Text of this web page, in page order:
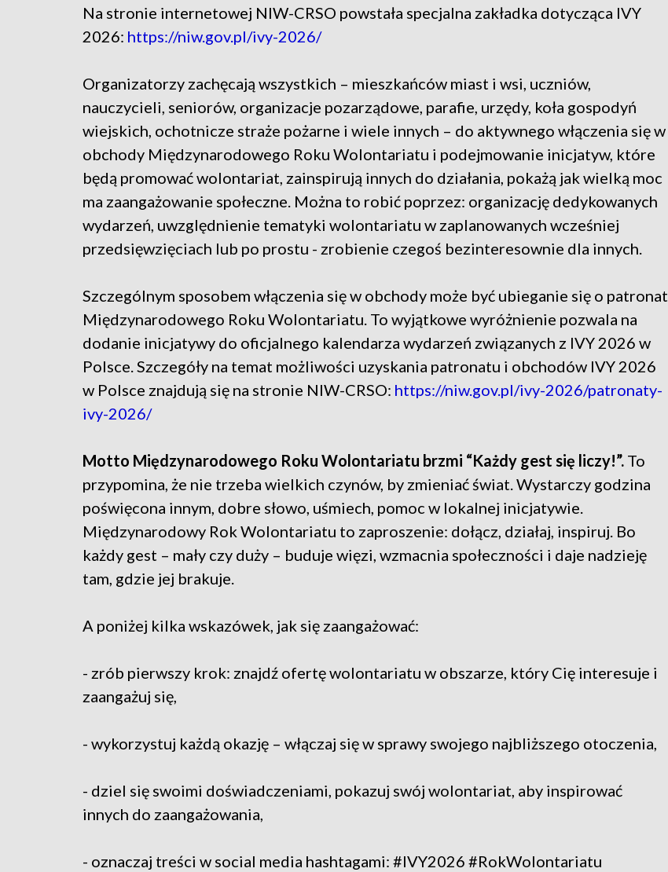
Na stronie internetowej NIW-CRSO powstała specjalna zakładka dotycząca IVY
2026: https://niw.gov.pl/ivy-2026/
Organizatorzy zachęcają wszystkich – mieszkańców miast i wsi, uczniów,
nauczycieli, seniorów, organizacje pozarządowe, parafie, urzędy, koła gospodyń
wiejskich, ochotnicze straże pożarne i wiele innych – do aktywnego włączenia się w
obchody Międzynarodowego Roku Wolontariatu i podejmowanie inicjatyw, które
będą promować wolontariat, zainspirują innych do działania, pokażą jak wielką moc
ma zaangażowanie społeczne. Można to robić poprzez: organizację dedykowanych
wydarzeń, uwzględnienie tematyki wolontariatu w zaplanowanych wcześniej
przedsięwzięciach lub po prostu - zrobienie czegoś bezinteresownie dla innych.
Szczególnym sposobem włączenia się w obchody może być ubieganie się o patronat
Międzynarodowego Roku Wolontariatu. To wyjątkowe wyróżnienie pozwala na
dodanie inicjatywy do oficjalnego kalendarza wydarzeń związanych z IVY 2026 w
Polsce. Szczegóły na temat możliwości uzyskania patronatu i obchodów IVY 2026
w Polsce znajdują się na stronie NIW-CRSO: https://niw.gov.pl/ivy-2026/patronaty-
ivy-2026/
Motto Międzynarodowego Roku Wolontariatu brzmi “Każdy gest się liczy!”. To
przypomina, że nie trzeba wielkich czynów, by zmieniać świat. Wystarczy godzina
poświęcona innym, dobre słowo, uśmiech, pomoc w lokalnej inicjatywie.
Międzynarodowy Rok Wolontariatu to zaproszenie: dołącz, działaj, inspiruj. Bo
każdy gest – mały czy duży – buduje więzi, wzmacnia społeczności i daje nadzieję
tam, gdzie jej brakuje.
A poniżej kilka wskazówek, jak się zaangażować:
- zrób pierwszy krok: znajdź ofertę wolontariatu w obszarze, który Cię interesuje i
zaangażuj się,
- wykorzystuj każdą okazję – włączaj się w sprawy swojego najbliższego otoczenia,
- dziel się swoimi doświadczeniami, pokazuj swój wolontariat, aby inspirować
innych do zaangażowania,
- oznaczaj treści w social media hashtagami: #IVY2026 #RokWolontariatu